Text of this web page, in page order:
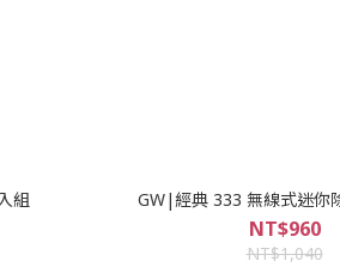
組 GW|經典 333 無線式迷你
NT$960
NT$1,040